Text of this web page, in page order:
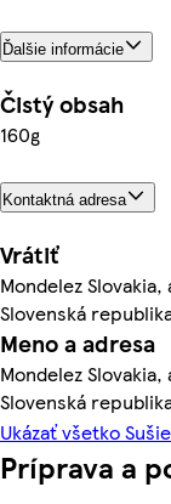
Ďalšie informácie
Čistý obsah
160g
Kontaktná adresa
Vrátiť
Mondelez
Slovenská
Meno a adresa
Mondelez
Slovenská
Ukázať všetko
Príprava a